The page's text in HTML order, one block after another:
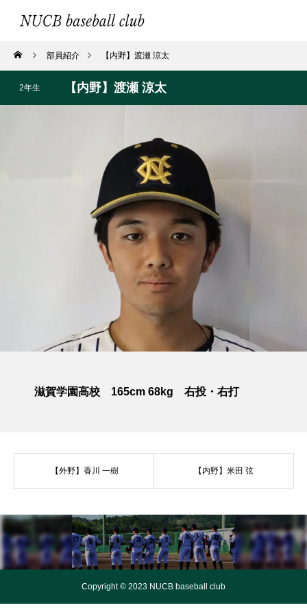
部員紹介 【内野】渡瀬 涼太
2年生 【内野】渡瀬 涼太
滋賀学園高校 165cm 68kg 右投・右打
【外野】香川 一樹 【内野】米田 弦
Copyright © 2023 NUCB baseball club